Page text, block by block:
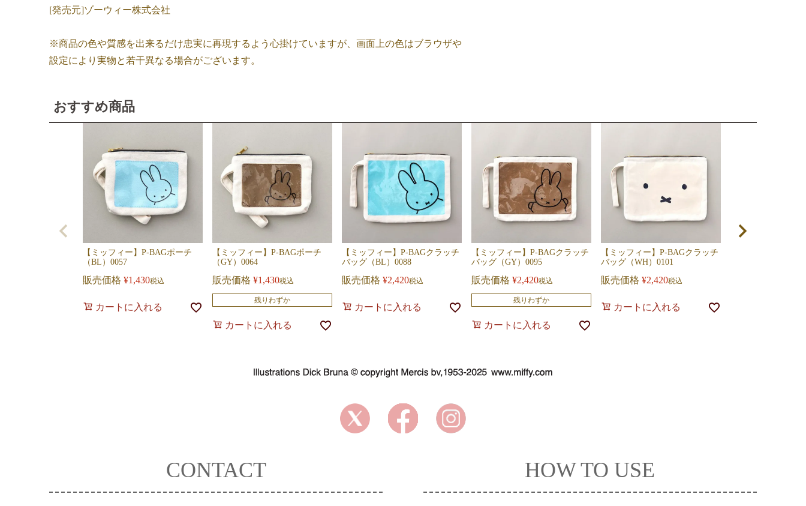
[発売元]ゾーウィー株式会社
※商品の色や質感を出来るだけ忠実に再現するよう心掛けていますが、画面上の色はブラウザや
設定により実物と若干異なる場合がございます。
おすすめ商品
【ミッフィー】P-BAGポーチ
（BL）0057
販売価格 ¥1,430税込
カートに入れる
【ミッフィー】P-BAGポーチ
（GY）0064
販売価格 ¥1,430税込
残りわずか
カートに入れる
【ミッフィー】P-BAGクラッチ
バッグ（BL）0088
販売価格 ¥2,420税込
カートに入れる
【ミッフィー】P-BAGクラッチ
バッグ（GY）0095
販売価格 ¥2,420税込
残りわずか
カートに入れる
【ミッフィー】P-BAGクラッチ
バッグ（WH）0101
販売価格 ¥2,420税込
カートに入れる
CONTACT HOW TO USE